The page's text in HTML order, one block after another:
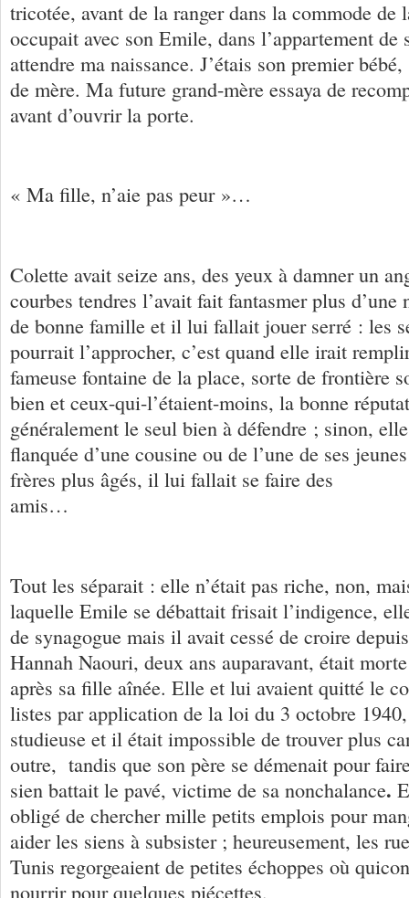
tricotée, avant de la ranger dans la commode de
occupait avec son Emile, dans l’appartement de
attendre ma naissance. J’étais son premier
de mère. Ma future grand-mère essaya de
avant d’ouvrir la porte.
« Ma fille, n’aie pas peur »…
Colette avait seize ans, des yeux à damner un
courbes tendres l’avait fait fantasmer plus
de bonne famille et il lui fallait jouer serré : les
pourrait l’approcher, c’est quand elle irait
fameuse fontaine de la place, sorte de frontière
bien et ceux-qui-l’étaient-moins, la bonne
généralement le seul bien à défendre ; sinon,
flanquée d’une cousine ou de l’une de ses
frères plus âgés, il lui fallait se faire des
Tout les séparait : elle n’était pas riche, non,
laquelle Emile se débattait frisait l’indigence,
de synagogue mais il avait cessé de croire
Hannah Naouri, deux ans auparavant, était
après sa fille aînée. Elle et lui avaient quitté le
listes par application de la loi du 3 octobre
studieuse et il était impossible de trouver plus
outre, tandis que son père se démenait pour
sien battait le pavé, victime de sa nonchalance.
obligé de chercher mille petits emplois pour
aider les siens à subsister ; heureusement, les
Tunis regorgeaient de petites échoppes où
nourrir pour quelques piécettes.